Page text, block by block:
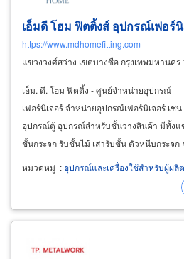
เอ็มดี โฮม ฟิตติ้งส์ อุปกรณ์เฟอร์นิ
https://www.mdhomefitting.com
แขวงวงศ์สว่าง เขตบางซื่อ กรุงเทพมหานคร
เอ็ม. ดี. โฮม ฟิตติ้ง - ศูนย์จำหน่ายอุปกรณ์
เฟอร์นิเจอร์ จำหน่ายอุปกรณ์เฟอร์นิเจอร์ เช่น
อุปกรณ์ตู้ อุปกรณ์สำหรับชั้นวางสินค้า มีทั้งแ
ชั้นกระจก รับชั้นไม้ เสารับชั้น ตัวหนีบกระจก
หน่ายเฟรมอลูมิเนียม มือจับโปรไฟล์อลูมิเนีย
หมวดหมู่ : อุปกรณ์และเครื่องใช้สำหรับผู้ผลิ